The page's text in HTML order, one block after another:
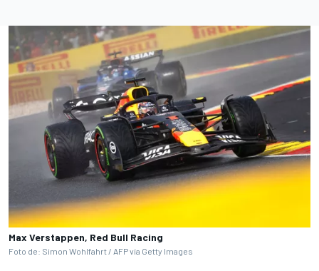
Max Verstappen, Red Bull Racing
Foto de: Simon Wohlfahrt / AFP vía Getty Images